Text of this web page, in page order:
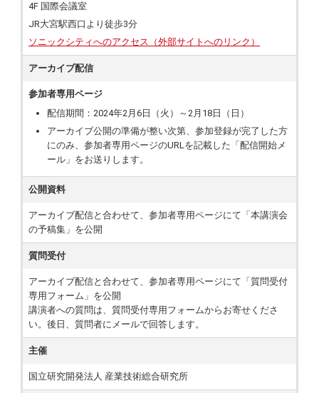
4F 国際会議室
JR大宮駅西口より徒歩3分
ソニックシティへのアクセス（外部サイトへのリンク）
アーカイブ配信
参加者専用ページ
配信期間：2024年2月6日（火）～2月18日（日）
アーカイブ公開の準備が整い次第、参加登録が完了した方
にのみ、参加者専用ページのURLを記載した「配信開始メ
ール」をお送りします。
公開資料
アーカイブ配信と合わせて、参加者専用ページにて「本講演会
の予稿集」を公開
質問受付
アーカイブ配信と合わせて、参加者専用ページにて「質問受付
専用フォーム」を公開
講演者への質問は、質問受付専用フォームからお寄せくださ
い。後日、質問者にメールで回答します。
主催
国立研究開発法人 産業技術総合研究所